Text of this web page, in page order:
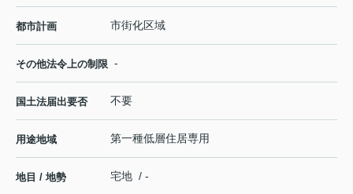
都市計画 市街化区域
その他法令上の制限 -
国土法届出要否 不要
用途地域 第一種低層住居専用
地目 / 地勢 宅地 / -